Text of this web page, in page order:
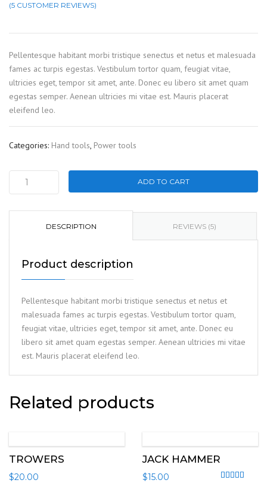
Rated4.00out of 5 based on
5
(5 CUSTOMER REVIEWS)
Pellentesque habitant morbi tristique senectus et netus et malesuada
fames ac turpis egestas. Vestibulum tortor quam, feugiat vitae,
ultricies eget, tempor sit amet, ante. Donec eu libero sit amet quam
egestas semper. Aenean ultricies mi vitae est. Mauris placerat
eleifend leo.
Categories: Hand tools, Power tools
Electric
quantity
ADD TO CART
DESCRIPTION REVIEWS (5)
Product description
Pellentesque habitant morbi tristique senectus et netus et
malesuada fames ac turpis egestas. Vestibulum tortor quam,
feugiat vitae, ultricies eget, tempor sit amet, ante. Donec eu
libero sit amet quam egestas semper. Aenean ultricies mi vitae
est. Mauris placerat eleifend leo.
Related products
TROWERS
$20.00
JACK HAMMER
$15.00